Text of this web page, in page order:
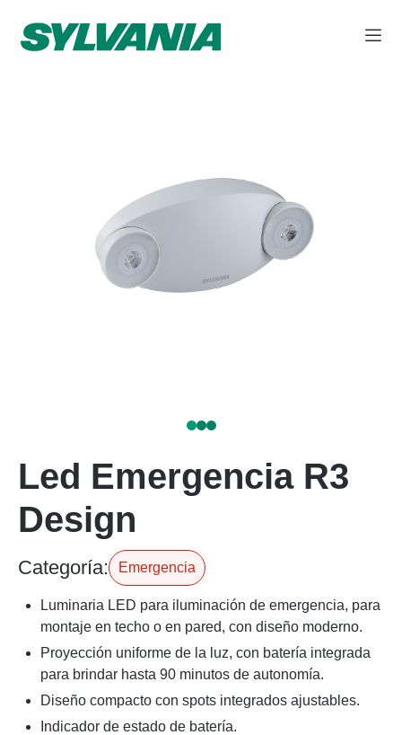
Led Emergencia R3
Design
Categoría: Emergencia
Luminaria LED para iluminación de emergencia, para
montaje en techo o en pared, con diseño moderno.
Proyección uniforme de la luz, con batería integrada
para brindar hasta 90 minutos de autonomía.
Diseño compacto con spots integrados ajustables.
Indicador de estado de batería.